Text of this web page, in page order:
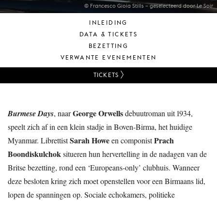
MUNT
ONS
© Francesco Gioia Stills – geselecteerd door Le Soir
INLEIDING
DATA & TICKETS
BEZETTING
VERWANTE EVENEMENTEN
TICKETS
Burmese Days, naarGeorge Orwellsdebuutroman uit 1934,
speelt zich af in een klein stadje in Boven-Birma, het huidige
Myanmar. LibrettistSarah Hoween componistPrach
Boondiskulchoksitueren hun hervertelling in de nadagen van de
Britse bezetting, rond een ‘Europeans-only’ clubhuis. Wanneer
deze besloten kring zich moet openstellen voor een Birmaans lid,
lopen de spanningen op. Sociale echokamers, politieke